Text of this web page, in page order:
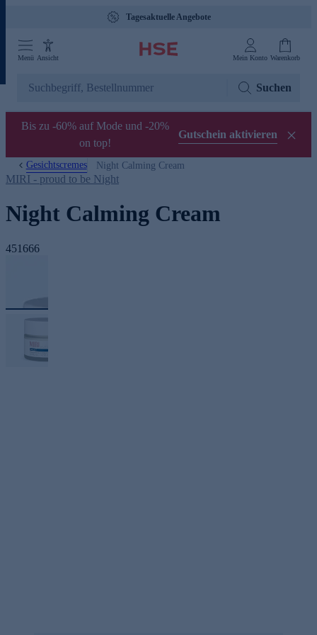
Tagesaktuelle Angebote
Menü Ansicht Mein Konto Warenkorb
Suchen
Bis zu -60% auf Mode und -20%
on top!
Gutschein aktivieren
Gesichtscremes Night Calming Cream
MIRI - proud to be Night
Night Calming Cream
451666